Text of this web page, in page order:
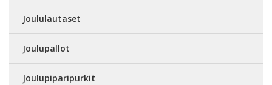
Joululautaset
Joulupallot
Joulupiparipurkit